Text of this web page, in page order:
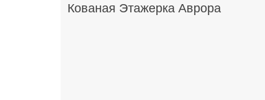
Кованая Этажерка Аврора